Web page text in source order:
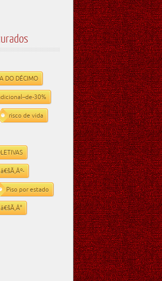
DO DÉCIMO
de-30%
risco de vida
Piso por estado